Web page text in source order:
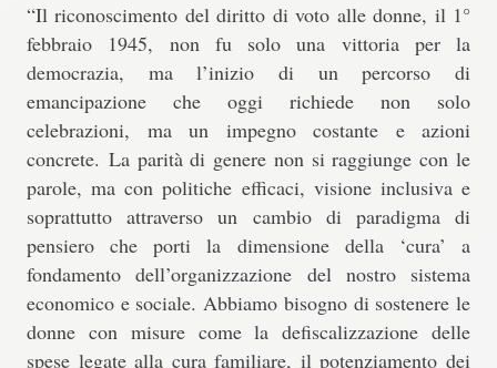
“Il riconoscimento del diritto di voto alle donne, il 1°
febbraio 1945, non fu solo una vittoria per la
democrazia, ma l’inizio di un percorso di
emancipazione che oggi richiede non solo
celebrazioni, ma un impegno costante e azioni
concrete. La parità di genere non si raggiunge con le
parole, ma con politiche efficaci, visione inclusiva e
soprattutto attraverso un cambio di paradigma di
pensiero che porti la dimensione della ‘cura’ a
fondamento dell’organizzazione del nostro sistema
economico e sociale. Abbiamo bisogno di sostenere le
donne con misure come la defiscalizzazione delle
spese legate alla cura familiare, il potenziamento dei